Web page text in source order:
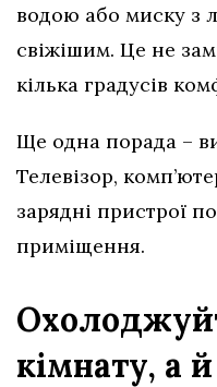
водою або миску з
свіжішим. Це не
кілька градусів
Ще одна порада –
Телевізор,
зарядні пристрої
приміщення.
кімнату, а